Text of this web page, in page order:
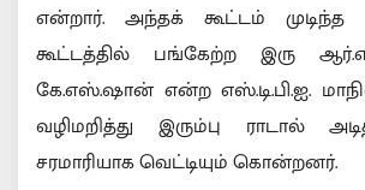
என்றார். அந்தக் கூட்டம் முடிந்த
கூட்டத்தில் பங்கேற்ற இரு
கே.எஸ்.ஷான் என்ற எஸ்.டி.பி.ஐ.
வழிமறித்து இரும்பு ராடால்
சரமாரியாக வெட்டியும் கொன்றனர்.